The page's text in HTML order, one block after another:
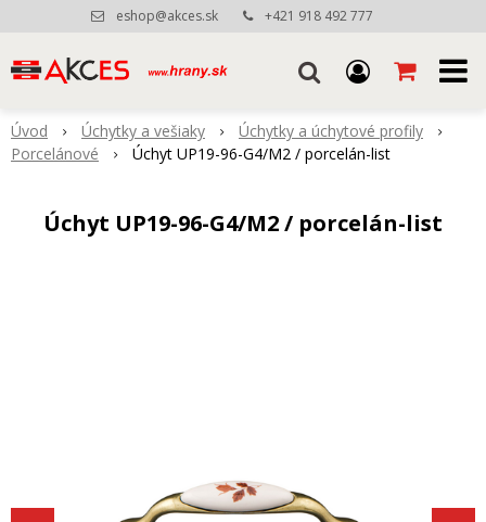
eshop@akces.sk +421 918 492 777
Úvod Úchytky a vešiaky
Úchytky a úchytové profily
Porcelánové
Úchyt UP19-96-G4/M2 / porcelán-list
Úchyt UP19-96-G4/M2 / porcelán-list